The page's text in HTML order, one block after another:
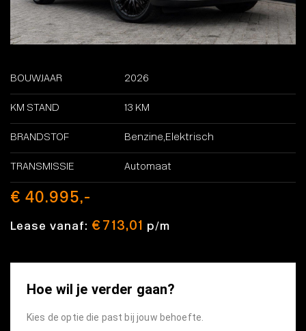
BOUWJAAR 2026
KM STAND 13 KM
BRANDSTOF Benzine,Elektrisch
TRANSMISSIE Automaat
€ 40.995,-
Lease vanaf: € 713,01 p/m